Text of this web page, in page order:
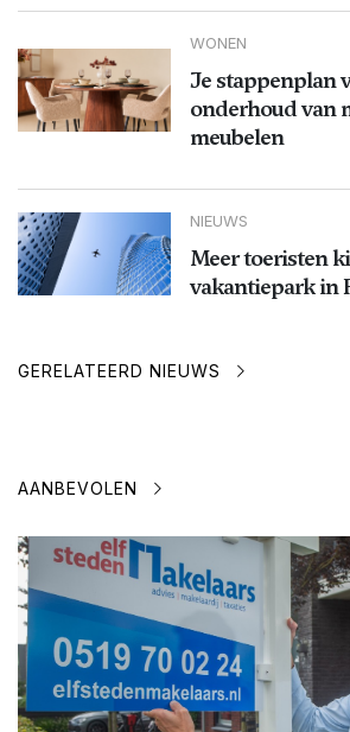
WONEN
Je stappenplan
onderhoud van
meubelen
NIEUWS
Meer toeristen
vakantiepark in
GERELATEERD NIEUWS
AANBEVOLEN